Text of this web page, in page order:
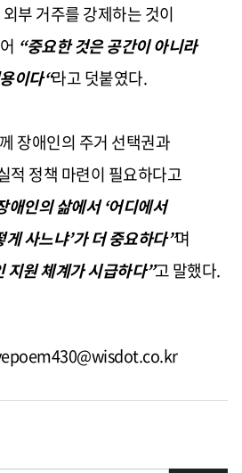
부 거주를 강제하는 것이
“중요한 것은 공간이 아니라
이다“라고 덧붙였다.
장애인의 주거 선택권과
적 정책 마련이 필요하다고
애인의 삶에서 ‘어디에서
게 사느냐’가 더 중요하다”며
지원 체계가 시급하다”고 말했다.